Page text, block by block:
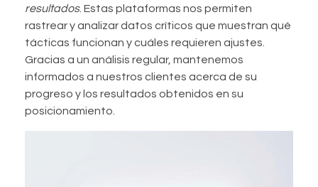
resultados. Estas plataformas nos permiten
rastrear y analizar datos críticos que muestran qué
tácticas funcionan y cuáles requieren ajustes.
Gracias a un análisis regular, mantenemos
informados a nuestros clientes acerca de su
progreso y los resultados obtenidos en su
posicionamiento.